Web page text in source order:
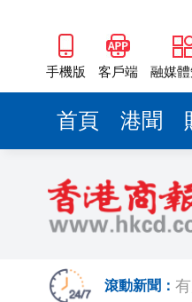
手機版 客戶端 融媒
首頁 港聞
滾動新聞：